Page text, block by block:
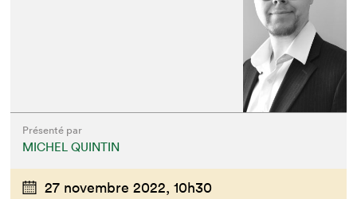
Présenté par
MICHEL QUINTIN
27 novembre 2022, 10h30